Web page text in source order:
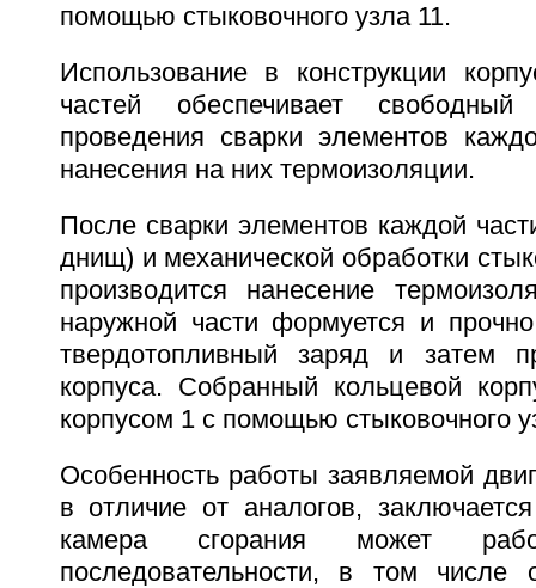
помощью стыковочного узла 11.
Использование в конструкции
частей обеспечивает
проведения сварки элементов
нанесения на них термоизоляции.
После сварки элементов каждой
днищ) и механической обработки
производится нанесение
наружной части формуется и
твердотопливный заряд и затем
корпуса. Собранный кольцевой
корпусом 1 с помощью стыковочного
Особенность работы заявляемой
в отличие от аналогов,
камера сгорания может
последовательности, в том числе